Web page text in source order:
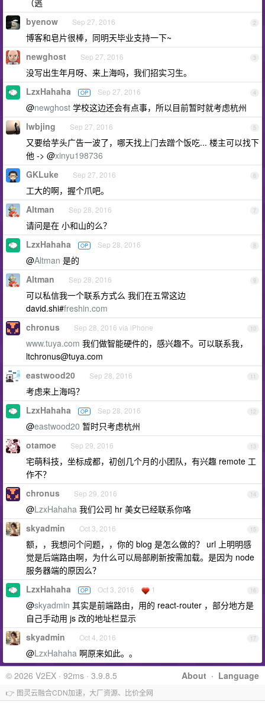
（逃
2
byenow Sep 27, 2016
博客和皂片很棒，同明天毕业支持一下~
3
newghost Sep 27, 2016
没写出生年月呀、来上海吗，我们招实习生。
4
LzxHahaha OP Sep 27, 2016
@newghost 学校这边还会有点事，所以目前暂时就考虑杭州
5
lwbjing Sep 27, 2016
又要给芋头广告一波了，哪天找上门去蹭个饭吃... 楼主可以找下
他 -> @xinyu198736
6
GKLuke Sep 27, 2016
工大的啊，握个爪吧。
7
Altman Sep 28, 2016
请问是在 小和山的么？
8
LzxHahaha OP Sep 28, 2016
@Altman 是的
9
Altman Sep 28, 2016
可以私信我一个联系方式么 我们在五常这边
david.shi#freshin.com
10
chronus Sep 28, 2016 via iPhone
www.tuya.com 我们做智能硬件的，感兴趣不。可以联系我，
ltchronus@tuya.com
11
eastwood20 Sep 28, 2016
考虑来上海吗？
12
LzxHahaha OP Sep 28, 2016
@eastwood20 暂时只考虑杭州
13
otamoe Sep 29, 2016
宅萌科技，坐标成都，初创几个月的小团队，有兴趣 remote 工
作不？
14
chronus Sep 29, 2016
@LzxHahaha 我们公司 hr 美女已经联系你咯
15
skyadmin Oct 3, 2016
额，，我想问个问题，，你的 blog 是怎么做的？ url 上明明感
觉是后端路由啊，为什么可以局部刷新按需加载。是因为 node
服务器端的原因么？
16
LzxHahaha OP Oct 3, 2016 1
@skyadmin 其实是前端路由，用的 react-router ，部分地方是
自己手动用 js 改的地址栏显示
17
skyadmin Oct 4, 2016
@LzxHahaha 啊原来如此。。
About · Language
© 2026 V2EX · 92ms · 3.9.8.5
👉 图灵云融合CDN加速，大厂资源、比价全网